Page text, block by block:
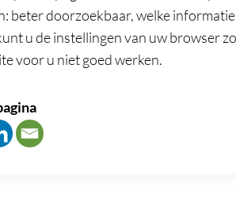
beter doorzoekbaar, welke
u de instellingen van uw browser
voor u niet goed werken.